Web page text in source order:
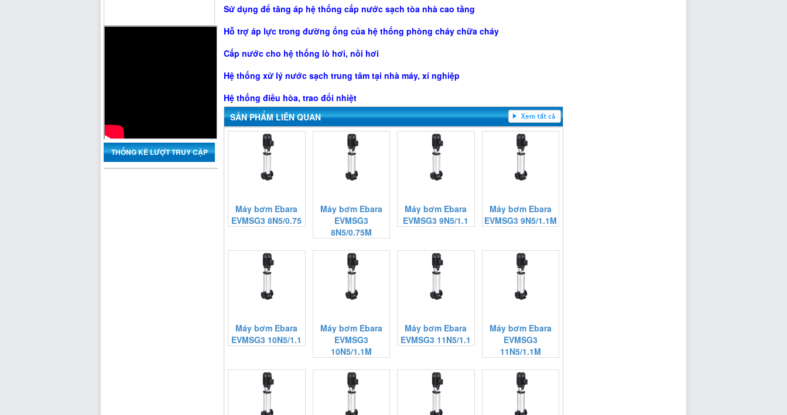
THỐNG KÊ LƯỢT TRUY CẬP
Sử dụng để tăng áp hệ thống cấp nước sạch tòa nhà cao tầng
Hỗ trợ áp lực trong đường ống của hệ thống phòng cháy chữa cháy
Cấp nước cho hệ thống lò hơi, nồi hơi
Hệ thống xử lý nước sạch trung tâm tại nhà máy, xí nghiệp
Hệ thống điều hòa, trao đổi nhiệt
SẢN PHẨM LIÊN QUAN
Máy bơm Ebara
EVMSG3 8N5/0.75
Máy bơm Ebara
EVMSG3
8N5/0.75M
Máy bơm Ebara
EVMSG3 9N5/1.1
Máy bơm Ebara
EVMSG3 9N5/1.1M
Máy bơm Ebara
EVMSG3 10N5/1.1
Máy bơm Ebara
EVMSG3
10N5/1.1M
Máy bơm Ebara
EVMSG3 11N5/1.1
Máy bơm Ebara
EVMSG3
11N5/1.1M